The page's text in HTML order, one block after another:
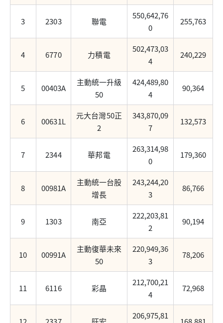
3 2303 聯電
550,642,76
0
255,763
4 6770 力積電
502,473,03
4
240,229
5 00403A
主動統一升級
50
424,489,80
4
90,364
6 00631L
元大台灣50正
2
343,870,09
7
132,573
7 2344 華邦電
263,314,98
0
179,360
8 00981A
主動統一台股
增長
243,244,20
3
86,766
9 1303 南亞
222,203,81
2
90,194
10 00991A
主動復華未來
50
220,949,36
3
78,206
11 6116 彩晶
212,700,21
4
72,968
206,975,81